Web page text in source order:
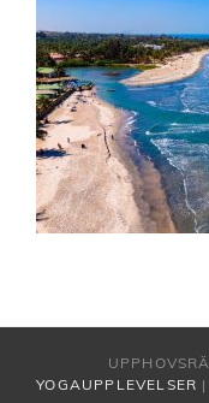
YOGAUPPLEVELSER |